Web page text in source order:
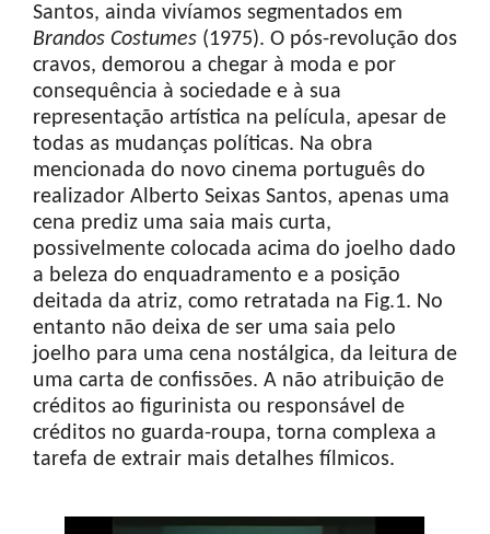
Santos, ainda vivíamos segmentados em
Brandos Costumes (1975). O pós-revolução dos
cravos, demorou a chegar à moda e por
consequência à sociedade e à sua
representação artística na película, apesar de
todas as mudanças políticas. Na obra
mencionada do novo cinema português do
realizador Alberto Seixas Santos, apenas uma
cena prediz uma saia mais curta,
possivelmente colocada acima do joelho dado
a beleza do enquadramento e a posição
deitada da atriz, como retratada na Fig.1. No
entanto não deixa de ser uma saia pelo
joelho para uma cena nostálgica, da leitura de
uma carta de confissões. A não atribuição de
créditos ao figurinista ou responsável de
créditos no guarda-roupa, torna complexa a
tarefa de extrair mais detalhes fílmicos.